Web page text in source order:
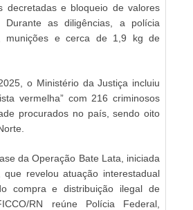
decretadas e bloqueio de valores
Durante as diligências, a polícia
munições e cerca de 1,9 kg de
o Ministério da Justiça incluiu
vermelha” com 216 criminosos
procurados no país, sendo oito
da Operação Bate Lata, iniciada
revelou atuação interestadual
compra e distribuição ilegal de
RN reúne Polícia Federal,